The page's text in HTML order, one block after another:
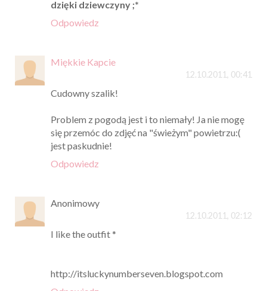
dzięki dziewczyny ;*
Odpowiedz
Miękkie Kapcie
12.10.2011, 00:41
Cudowny szalik!
Problem z pogodą jest i to niemały! Ja nie mogę
się przemóc do zdjęć na "świeżym" powietrzu:(
jest paskudnie!
Odpowiedz
Anonimowy
12.10.2011, 02:12
I like the outfit *
http://itsluckynumberseven.blogspot.com